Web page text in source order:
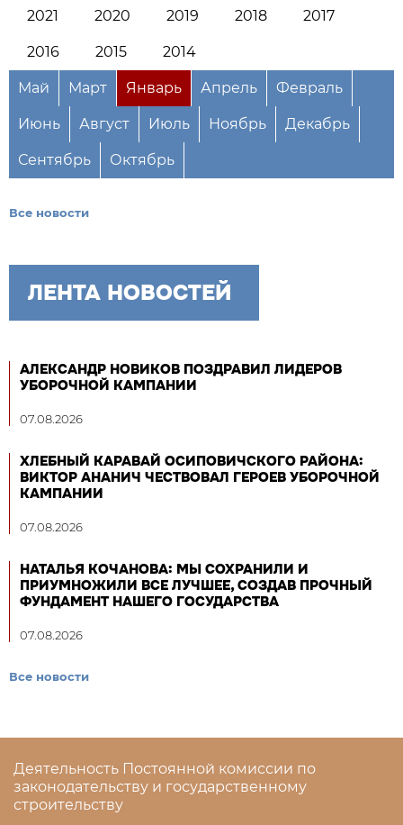
2021 2020 2019 2018 2017
2016 2015 2014
Май Март Январь Апрель Февраль
Июнь Август Июль Ноябрь Декабрь
Сентябрь Октябрь
Все новости
ЛЕНТА НОВОСТЕЙ
АЛЕКСАНДР НОВИКОВ ПОЗДРАВИЛ ЛИДЕРОВ
УБОРОЧНОЙ КАМПАНИИ
07.08.2026
ХЛЕБНЫЙ КАРАВАЙ ОСИПОВИЧСКОГО РАЙОНА:
ВИКТОР АНАНИЧ ЧЕСТВОВАЛ ГЕРОЕВ УБОРОЧНОЙ
КАМПАНИИ
07.08.2026
НАТАЛЬЯ КОЧАНОВА: МЫ СОХРАНИЛИ И
ПРИУМНОЖИЛИ ВСЕ ЛУЧШЕЕ, СОЗДАВ ПРОЧНЫЙ
ФУНДАМЕНТ НАШЕГО ГОСУДАРСТВА
07.08.2026
Все новости
Деятельность Постоянной комиссии по
законодательству и государственному
строительству